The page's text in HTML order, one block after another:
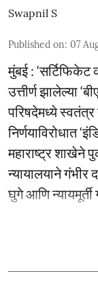
Swapnil S
Published on: 07
मुंबई : ‘सर्टिफिकेट
उत्तीर्ण झालेल्या
परिषदेमध्ये स्वतंत्र
निर्णयाविरोधात
महाराष्ट्र शाखेने
न्यायालयाने गंभीर
घुगे आणि